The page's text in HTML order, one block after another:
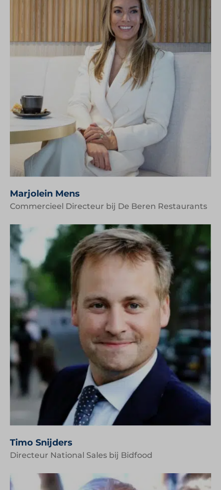
Marjolein Mens
Commercieel Directeur bij De Beren Restaurants
Timo Snijders
Directeur National Sales bij Bidfood